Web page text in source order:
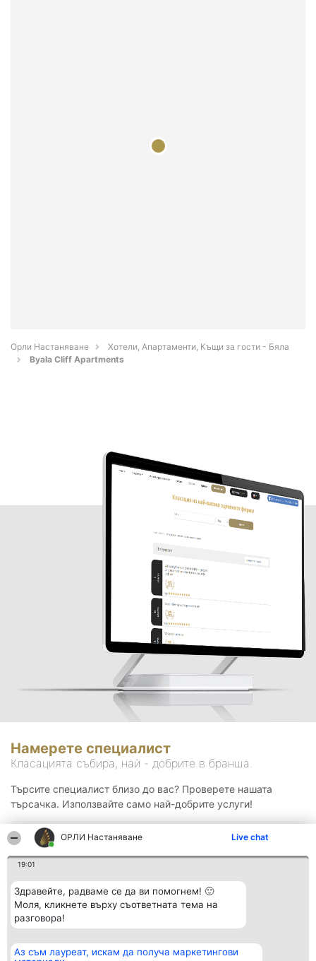
ОРЛИ Настаняване Live chat
19:01
Здравейте, радваме се да ви помогнем! 🙂
Моля, кликнете върху съответната тема на
разговора!
Аз съм лауреат, искам да получа маркетингови
Орли Настаняване
Хотели, Апартаменти, Къщи за гости - Бяла
Byala Cliff Apartments
Намерете специалист
Класацията събира, най - добрите в бранша.
Търсите специалист близо до вас? Проверете нашата
търсачка. Използвайте само най-добрите услуги!
Организатор на
Класация Контакти